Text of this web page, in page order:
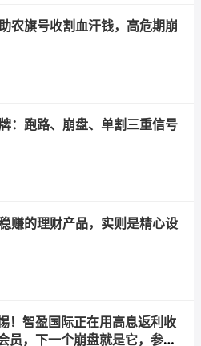
农旗号收割血汗钱，高危期崩
：跑路、崩盘、单割三重信号
赚的理财产品，实则是精心设
！智盈国际正在用高息返利收
员，下一个崩盘就是它，参与